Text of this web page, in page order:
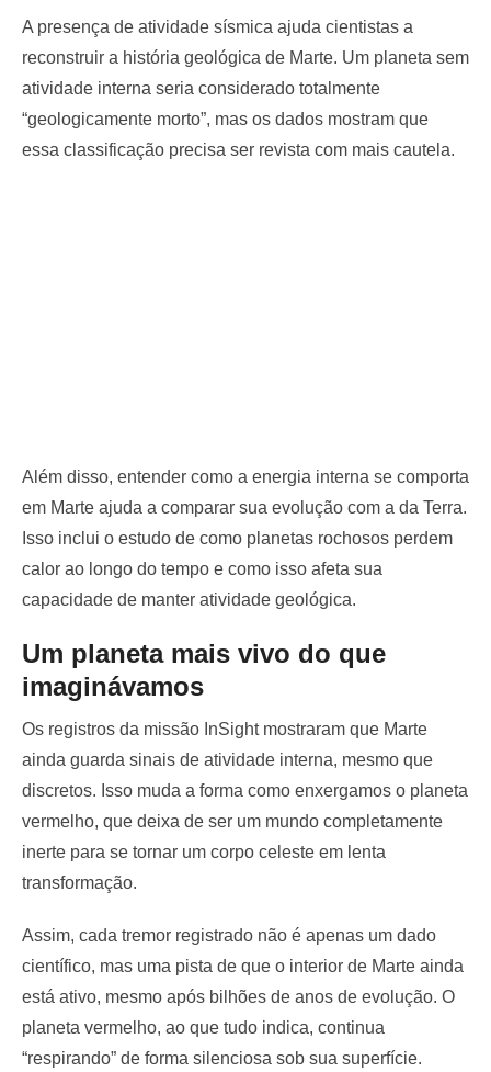
A presença de atividade sísmica ajuda cientistas a
reconstruir a história geológica de Marte. Um planeta sem
atividade interna seria considerado totalmente
“geologicamente morto”, mas os dados mostram que
essa classificação precisa ser revista com mais cautela.
Além disso, entender como a energia interna se comporta
em Marte ajuda a comparar sua evolução com a da Terra.
Isso inclui o estudo de como planetas rochosos perdem
calor ao longo do tempo e como isso afeta sua
capacidade de manter atividade geológica.
Um planeta mais vivo do que
imaginávamos
Os registros da missão InSight mostraram que Marte
ainda guarda sinais de atividade interna, mesmo que
discretos. Isso muda a forma como enxergamos o planeta
vermelho, que deixa de ser um mundo completamente
inerte para se tornar um corpo celeste em lenta
transformação.
Assim, cada tremor registrado não é apenas um dado
científico, mas uma pista de que o interior de Marte ainda
está ativo, mesmo após bilhões de anos de evolução. O
planeta vermelho, ao que tudo indica, continua
“respirando” de forma silenciosa sob sua superfície.